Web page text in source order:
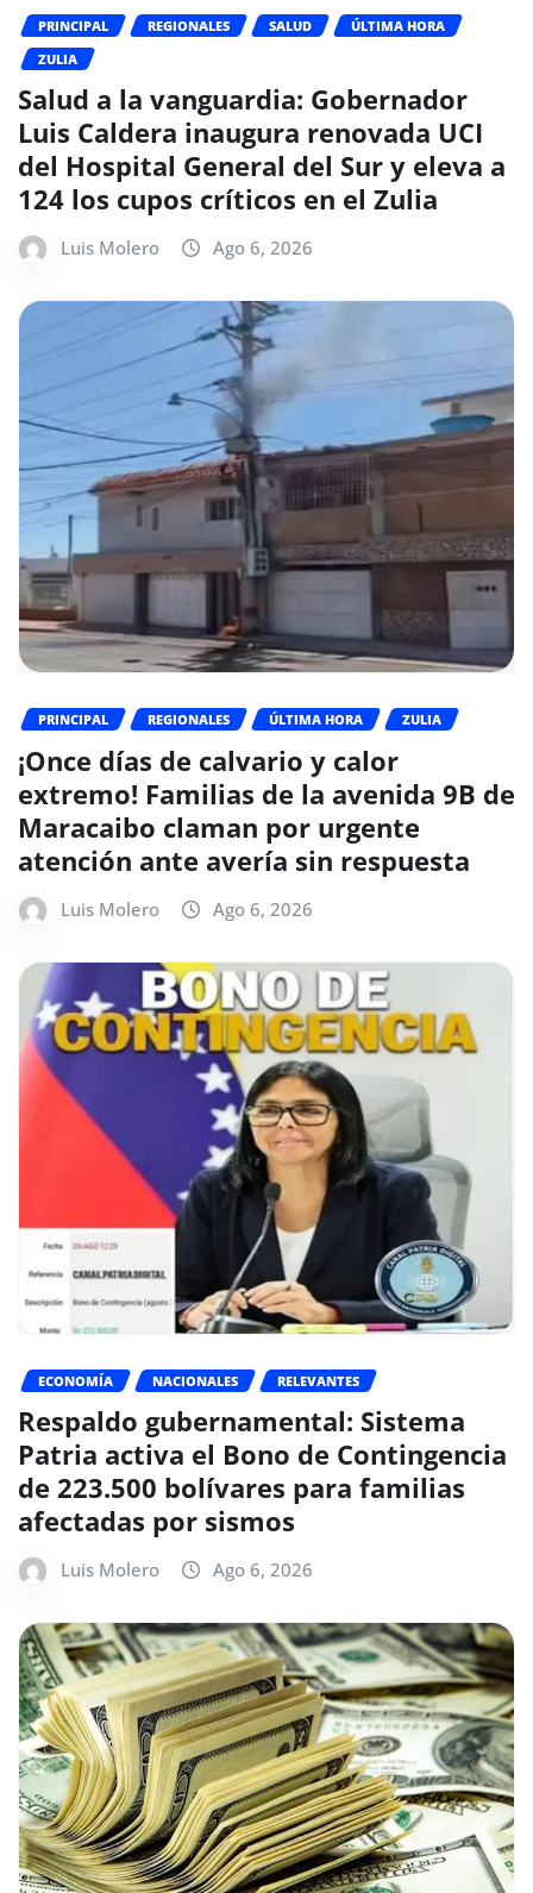
PRINCIPAL REGIONALES SALUD
ÚLTIMA HORA
ZULIA
Salud a la vanguardia: Gobernador
Luis Caldera inaugura renovada UCI
del Hospital General del Sur y eleva a
124 los cupos críticos en el Zulia
Luis Molero Ago 6, 2026
PRINCIPAL REGIONALES ÚLTIMA HORA ZULIA
¡Once días de calvario y calor
extremo! Familias de la avenida 9B de
Maracaibo claman por urgente
atención ante avería sin respuesta
Luis Molero Ago 6, 2026
ECONOMÍA NACIONALES RELEVANTES
Respaldo gubernamental: Sistema
Patria activa el Bono de Contingencia
de 223.500 bolívares para familias
afectadas por sismos
Luis Molero Ago 6, 2026